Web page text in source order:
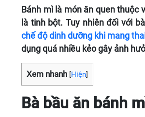
Bánh mì là món ăn quen thuộc
là tinh bột. Tuy nhiên đối với
chế độ dinh dưỡng khi mang
dụng quá nhiều kẻo gây ảnh
Xem nhanh Hiện
Bà bầu ăn bánh